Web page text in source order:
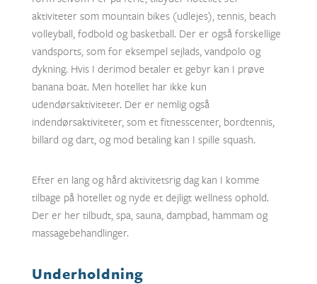
aktiviteter som mountain bikes (udlejes), tennis, beach
volleyball, fodbold og basketball. Der er også forskellige
vandsports, som for eksempel sejlads, vandpolo og
dykning. Hvis I derimod betaler et gebyr kan I prøve
banana boat. Men hotellet har ikke kun
udendørsaktiviteter. Der er nemlig også
indendørsaktiviteter, som et fitnesscenter, bordtennis,
billard og dart, og mod betaling kan I spille squash.
Efter en lang og hård aktivitetsrig dag kan I komme
tilbage på hotellet og nyde et dejligt wellness ophold.
Der er her tilbudt, spa, sauna, dampbad, hammam og
massagebehandlinger.
Underholdning